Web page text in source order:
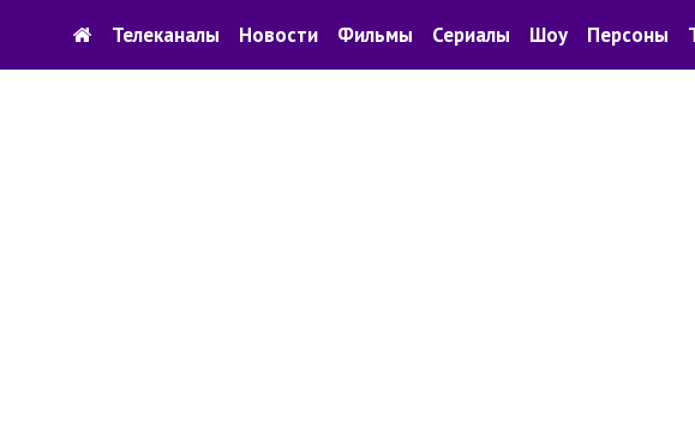
Телеканалы Новости Фильмы Сериалы Шоу Персоны